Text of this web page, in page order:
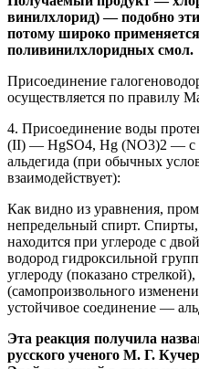
винилхлорид) — подобно
потому широко
поливинилхлоридных смол.
Присоединение
осуществляется по правилу
4. Присоединение воды
(II) — HgSO4, Hg (NO3)2 — с
альдегида (при обычных
взаимодействует):
Как видно из уравнения,
непредельный спирт.
находится при углероде с
водород гидроксильной
углероду (показано
(самопроизвольного
устойчивое соединение —
Эта реакция получила
русского ученого М. Г.